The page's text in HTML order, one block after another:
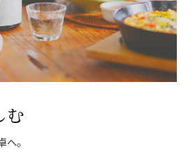
む
。